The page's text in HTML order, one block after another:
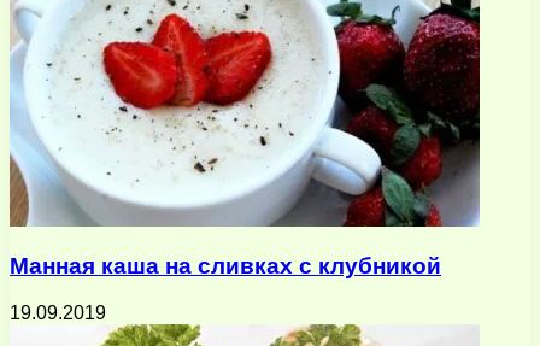
Манная каша на сливках с клубникой
19.09.2019